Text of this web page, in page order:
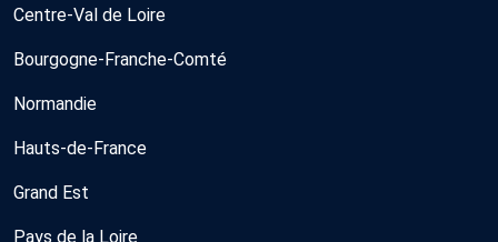
Centre-Val de Loire
Bourgogne-Franche-Comté
Normandie
Hauts-de-France
Grand Est
Pays de la Loire